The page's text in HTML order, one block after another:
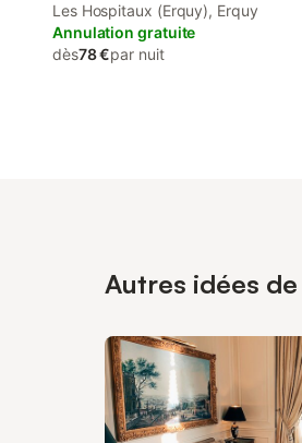
Les Hospitaux (Erquy), Erquy
Annulation gratuite
dès78 €par nuit
Autres idées